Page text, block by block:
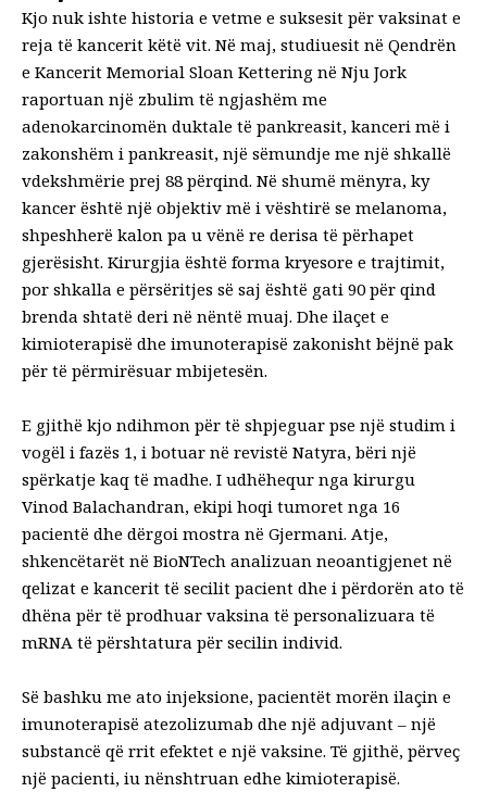
Kjo nuk ishte historia e vetme e suksesit për vaksinat e
reja të kancerit këtë vit. Në maj, studiuesit në Qendrën
e Kancerit Memorial Sloan Kettering në Nju Jork
raportuan një zbulim të ngjashëm me
adenokarcinomën duktale të pankreasit, kanceri më i
zakonshëm i pankreasit, një sëmundje me një shkallë
vdekshmërie prej 88 përqind. Në shumë mënyra, ky
kancer është një objektiv më i vështirë se melanoma,
shpeshherë kalon pa u vënë re derisa të përhapet
gjerësisht. Kirurgjia është forma kryesore e trajtimit,
por shkalla e përsëritjes së saj është gati 90 për qind
brenda shtatë deri në nëntë muaj. Dhe ilaçet e
kimioterapisë dhe imunoterapisë zakonisht bëjnë pak
për të përmirësuar mbijetesën.
E gjithë kjo ndihmon për të shpjeguar pse një studim i
vogël i fazës 1, i botuar në revistë Natyra, bëri një
spërkatje kaq të madhe. I udhëhequr nga kirurgu
Vinod Balachandran, ekipi hoqi tumoret nga 16
pacientë dhe dërgoi mostra në Gjermani. Atje,
shkencëtarët në BioNTech analizuan neoantigjenet në
qelizat e kancerit të secilit pacient dhe i përdorën ato të
dhëna për të prodhuar vaksina të personalizuara të
mRNA të përshtatura për secilin individ.
Së bashku me ato injeksione, pacientët morën ilaçin e
imunoterapisë atezolizumab dhe një adjuvant – një
substancë që rrit efektet e një vaksine. Të gjithë, përveç
një pacienti, iu nënshtruan edhe kimioterapisë.